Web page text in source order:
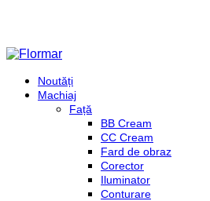
Noutăți
Machiaj
Față
BB Cream
CC Cream
Fard de obraz
Corector
Iluminator
Conturare